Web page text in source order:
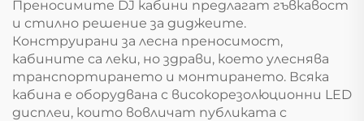
Преносимите DJ кабини предлагат гъвкавост
и стилно решение за диджеите.
Конструирани за лесна преносимост,
кабините са леки, но здрави, което улеснява
транспортирането и монтирането. Всяка
кабина е оборудвана с високорезолюционни LED
дисплеи, които вовличат публиката с